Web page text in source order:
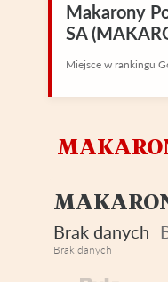
Makarony
SA
Miejsce w rankingu
Brak danych
Brak danych